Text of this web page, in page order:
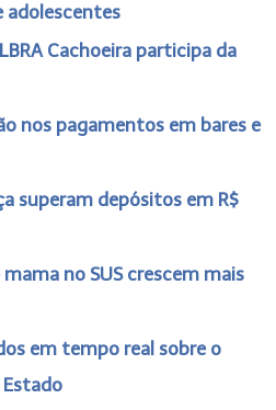
adolescentes
Cachoeira participa da
nos pagamentos em bares e
superam depósitos em R$
no SUS crescem mais
em tempo real sobre o